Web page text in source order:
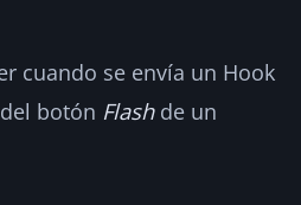
cuando se envía un Hook
botón Flashde un